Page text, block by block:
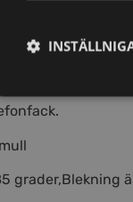
slitstarkt och
bära och utföra
grader,Blekning